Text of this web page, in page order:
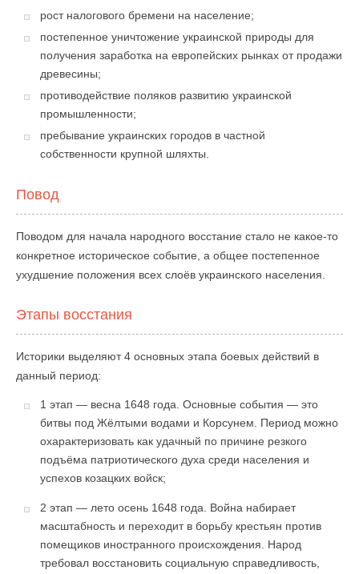
рост налогового бремени на население;
постепенное уничтожение украинской природы для
получения заработка на европейских рынках от продажи
древесины;
противодействие поляков развитию украинской
промышленности;
пребывание украинских городов в частной
собственности крупной шляхты.
Повод
Поводом для начала народного восстание стало не какое-то
конкретное историческое событие, а общее постепенное
ухудшение положения всех слоёв украинского населения.
Этапы восстания
Историки выделяют 4 основных этапа боевых действий в
данный период:
1 этап — весна 1648 года. Основные события — это
битвы под Жёлтыми водами и Корсунем. Период можно
охарактеризовать как удачный по причине резкого
подъёма патриотического духа среди населения и
успехов козацких войск;
2 этап — лето осень 1648 года. Война набирает
масштабность и переходит в борьбу крестьян против
помещиков иностранного происхождения. Народ
требовал восстановить социальную справедливость,